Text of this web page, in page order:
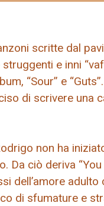
scritte dal
e inni
“Sour” e
di scrivere una
non ha
ciò deriva
dell’amore
di sfumature e